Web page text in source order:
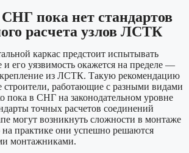
пока нет стандартов
расчета узлов ЛСТК
каркас предстоит испытывать
и его уязвимость окажется на пределе —
крепление из ЛСТК. Такую рекомендацию
строители, работающие с разными видами
пока в СНГ на законодательном уровне
точных расчетов соединений
могут возникнуть сложности в монтаже
на практике они успешно решаются
монтажниками.